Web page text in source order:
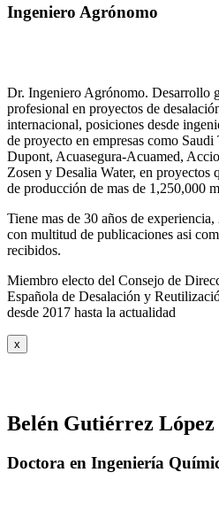
Ingeniero Agrónomo
Dr. Ingeniero Agrónomo. Desarrollo
profesional en proyectos de
internacional, posiciones desde
de proyecto en empresas como
Dupont, Acuasegura-Acuamed,
Zosen y Desalia Water, en proyectos
de producción de mas de 1,250,000
Tiene mas de 30 años de
con multitud de publicaciones asi
recibidos.
Miembro electo del Consejo de
Española de Desalación y
desde 2017 hasta la actualidad
x
Belén Gutiérrez López
Doctora en Ingeniería